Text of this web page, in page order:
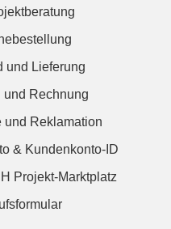
und Lieferung
und Rechnung
und Reklamation
& Kundenkonto-ID
Projekt-Marktplatz